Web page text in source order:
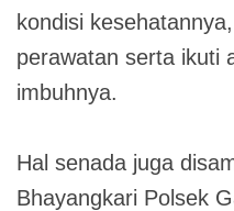
kondisi
perawatan serta ikuti
imbuhnya.
Hal senada juga
Bhayangkari Polsek